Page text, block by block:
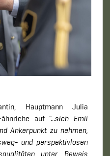
Hauptmann Julia
auf "...sich Emil
Ankerpunkt zu nehmen,
und perspektivlosen
unter Beweis